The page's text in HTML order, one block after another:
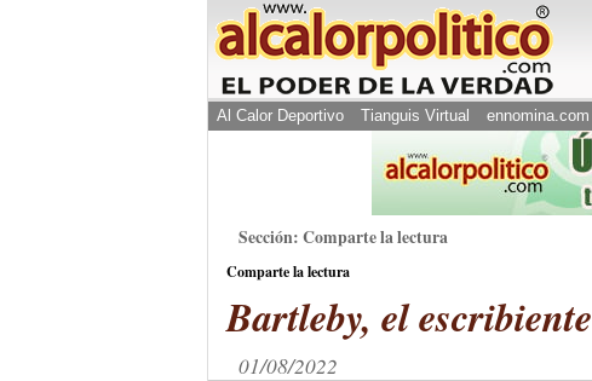
Al Calor Deportivo Tianguis Virtual ennomina.com
Sección: Comparte la lectura
Comparte la lectura
Bartleby, el escribiente
01/08/2022